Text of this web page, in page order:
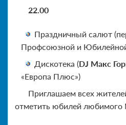
22.00
Праздничный салют
Профсоюзной и
Дискотека (DJ Макс
«Европа Плюс»)
Приглашаем всех
отметить юбилей любимого